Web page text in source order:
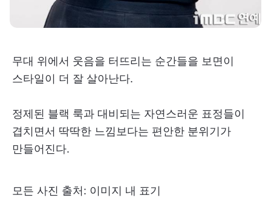
무대 위에서 웃음을 터뜨리는 순간들을 보면이
스타일이 더 잘 살아난다.
정제된 블랙 룩과 대비되는 자연스러운 표정들이
겹치면서 딱딱한 느낌보다는 편안한 분위기가
만들어진다.
모든 사진 출처: 이미지 내 표기